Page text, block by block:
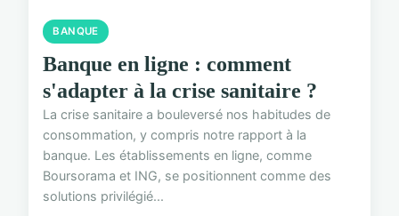
BANQUE
Banque en ligne : comment
s'adapter à la crise sanitaire ?
La crise sanitaire a bouleversé nos habitudes de
consommation, y compris notre rapport à la
banque. Les établissements en ligne, comme
Boursorama et ING, se positionnent comme des
solutions privilégié...